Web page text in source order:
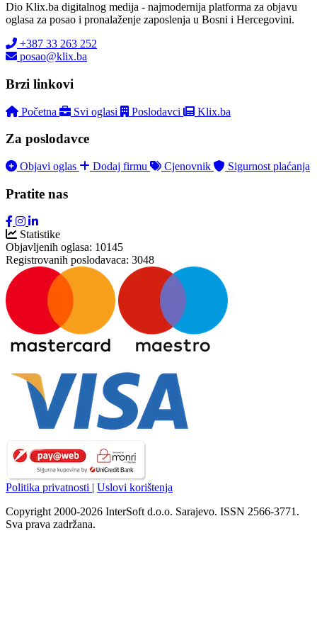
Dio Klix.ba digitalnog medija - najmodernija platforma za objavu
oglasa za posao i pronalaženje zaposlenja u Bosni i Hercegovini.
+387 33 263 252
posao@klix.ba
Brzi linkovi
Početna Svi oglasi Poslodavci Klix.ba
Za poslodavce
Objavi oglas Dodaj firmu Cjenovnik Sigurnost plaćanja
Pratite nas
Statistike
Objavljenih oglasa: 10145
Registrovanih poslodavaca: 3048
Politika privatnosti | Uslovi korištenja
Copyright 2000-2026 InterSoft d.o.o. Sarajevo. ISSN 2566-3771.
Sva prava zadržana.